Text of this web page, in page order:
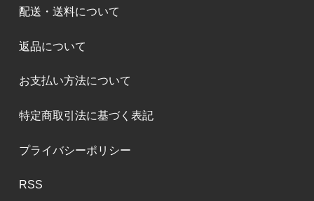
配送・送料について
返品について
お支払い方法について
特定商取引法に基づく表記
プライバシーポリシー
RSS